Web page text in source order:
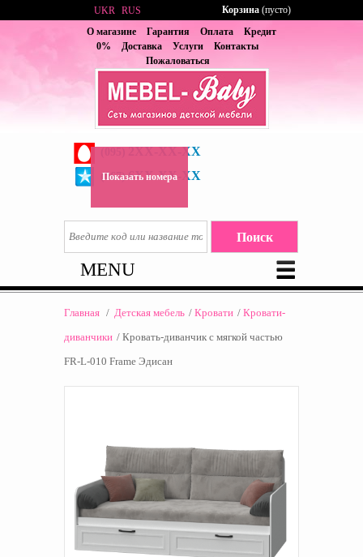
О магазине Гарантия Оплата
Кредит
0%
Доставка Услуги
Контакты
Пожаловаться
2XX-XX-XX
(067) 6XX-XX-XX
Показать номера
UKR RUS Корзина (пусто)
MENU
Главная / Детская мебель / Кровати / Кровати-
диванчики / Кровать-диванчик с мягкой частью
FR-L-010 Frame Эдисан